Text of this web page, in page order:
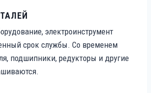
электроинструмент
срок службы. Со временем
подшипники, редукторы и другие